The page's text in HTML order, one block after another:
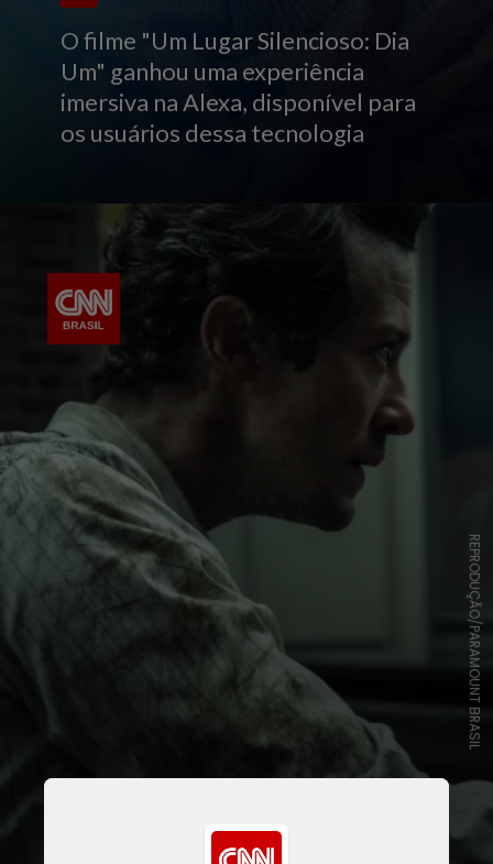
O filme "Um Lugar Silencioso: Dia
Um" ganhou uma experiência
imersiva na Alexa, disponível para
os usuários dessa tecnologia
REPRODUÇÃO/PARAMOUNT BRASIL